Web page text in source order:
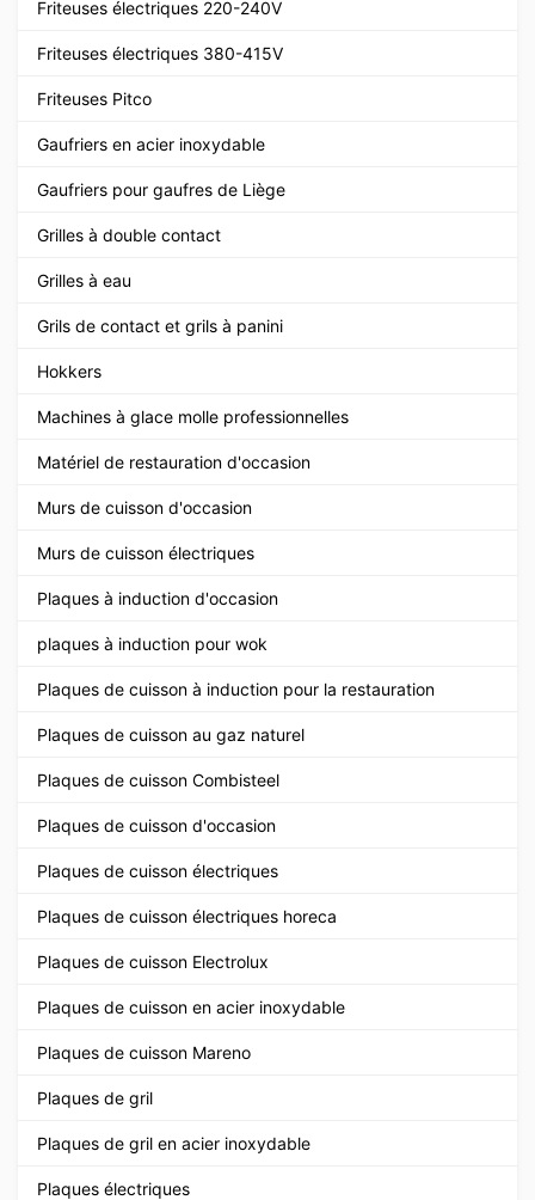
Friteuses électriques 220-240V
Friteuses électriques 380-415V
Friteuses Pitco
Gaufriers en acier inoxydable
Gaufriers pour gaufres de Liège
Grilles à double contact
Grilles à eau
Grils de contact et grils à panini
Hokkers
Machines à glace molle professionnelles
Matériel de restauration d'occasion
Murs de cuisson d'occasion
Murs de cuisson électriques
Plaques à induction d'occasion
plaques à induction pour wok
Plaques de cuisson à induction pour la restauration
Plaques de cuisson au gaz naturel
Plaques de cuisson Combisteel
Plaques de cuisson d'occasion
Plaques de cuisson électriques
Plaques de cuisson électriques horeca
Plaques de cuisson Electrolux
Plaques de cuisson en acier inoxydable
Plaques de cuisson Mareno
Plaques de gril
Plaques de gril en acier inoxydable
Plaques électriques